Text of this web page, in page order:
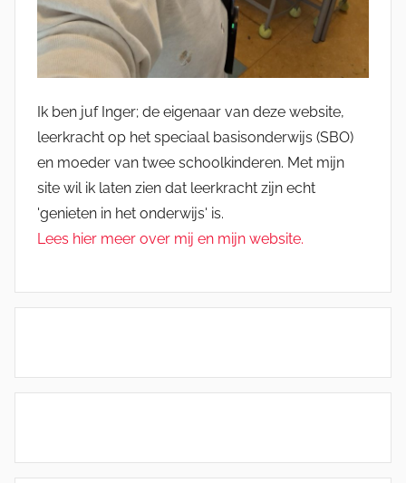
Ik ben juf Inger; de eigenaar van deze website,
leerkracht op het speciaal basisonderwijs (SBO)
en moeder van twee schoolkinderen. Met mijn
site wil ik laten zien dat leerkracht zijn echt
'genieten in het onderwijs' is.
Lees hier meer over mij en mijn website.